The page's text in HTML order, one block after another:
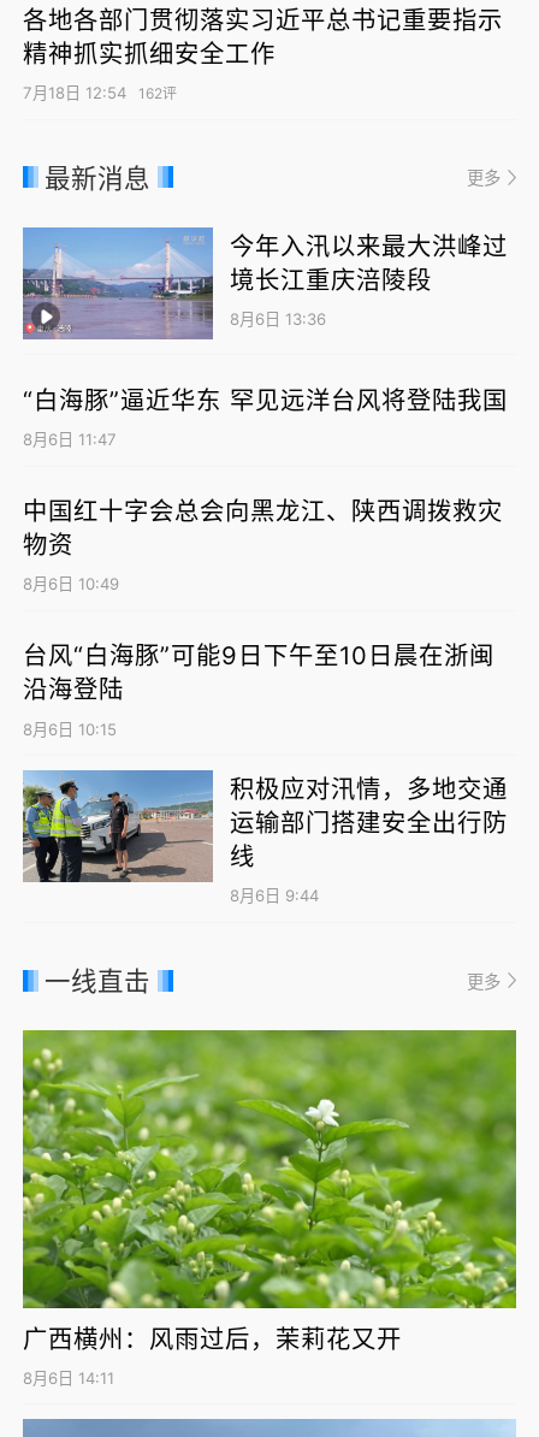
各地各部门贯彻落实习近平总书记重要指示
精神抓实抓细安全工作
7月18日 12:54 162评
最新消息 更多
今年入汛以来最大洪峰过
境长江重庆涪陵段
8月6日 13:36
“白海豚”逼近华东 罕见远洋台风将登陆我国
8月6日 11:47
中国红十字会总会向黑龙江、陕西调拨救灾
物资
8月6日 10:49
台风“白海豚”可能9日下午至10日晨在浙闽
沿海登陆
8月6日 10:15
积极应对汛情，多地交通
运输部门搭建安全出行防
线
8月6日 9:44
一线直击 更多
广西横州：风雨过后，茉莉花又开
8月6日 14:11